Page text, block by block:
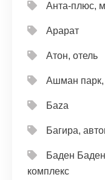
Анта-плюс,
Арарат
Атон, отель
Ашман парк,
Баzа
Багира,
Баден
комплекс